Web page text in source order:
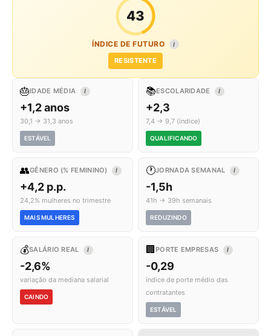
43
ÍNDICE DE FUTURO I
RESISTENTE
🎂IDADE MÉDIA I
+1,2 anos
30,1 → 31,3 anos
ESTÁVEL
📚ESCOLARIDADE I
+2,3
7,4 → 9,7 (índice)
QUALIFICANDO
👥GÊNERO (% FEMININO) I
+4,2 p.p.
24,2% mulheres no trimestre
MAIS MULHERES
🕐JORNADA SEMANAL I
-1,5h
41h → 39h semanais
REDUZINDO
💰SALÁRIO REAL I
-2,6%
variação da mediana salarial
CAINDO
🏢 PORTE EMPRESAS I
-0,29
índice de porte médio das
contratantes
ESTÁVEL